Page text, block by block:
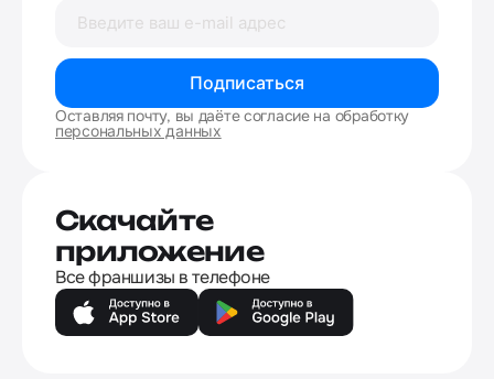
Подписаться
Оставляя почту, вы даёте согласие на обработку
персональных данных
Скачайте
приложение
Все франшизы в телефоне